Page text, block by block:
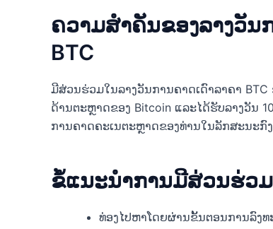
ຄວາມສໍາຄັນຂອງລາງວັນ
BTC
ມີສ່ວນຮ່ວມໃນລາງວັນການຄາດເດົາລາຄາ
ດ້ານຕະຫຼາດຂອງ Bitcoin ແລະໄດ້ຮັບລາງວັນ
ການ​ຄາດ​ຄະ​ເນ​ຕະ​ຫຼາດ​ຂອງ​ທ່ານ​ໃນ​ລັກ​ສະ​ນະ​ກົ
ຂໍ້ແນະນຳການມີສ່ວນຮ່ວມ
ທ່ອງໄປຫາໂດຍຜ່ານຂັ້ນຕອນການລົງທ